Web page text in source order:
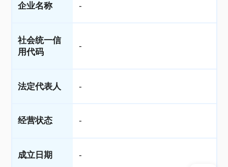
企业名称 -
社会统一信
用代码
-
法定代表人 -
经营状态 -
成立日期 -